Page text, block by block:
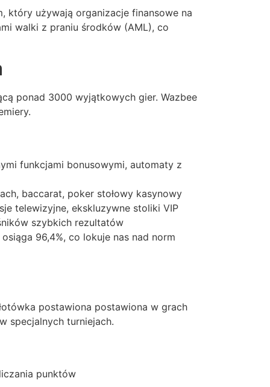
który używają organizacje finansowe na
walki z praniu środków (AML), co
ponad 3000 wyjątkowych gier. Wazbee
funkcjami bonusowymi, automaty z
baccarat, poker stołowy kasynowy
telewizyjne, ekskluzywne stoliki VIP
szybkich rezultatów
96,4%, co lokuje nas nad norm
postawiona postawiona w grach
specjalnych turniejach.
punktów